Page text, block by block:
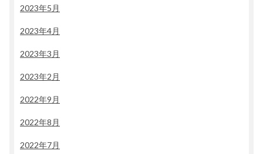
2023年5月
2023年4月
2023年3月
2023年2月
2022年9月
2022年8月
2022年7月